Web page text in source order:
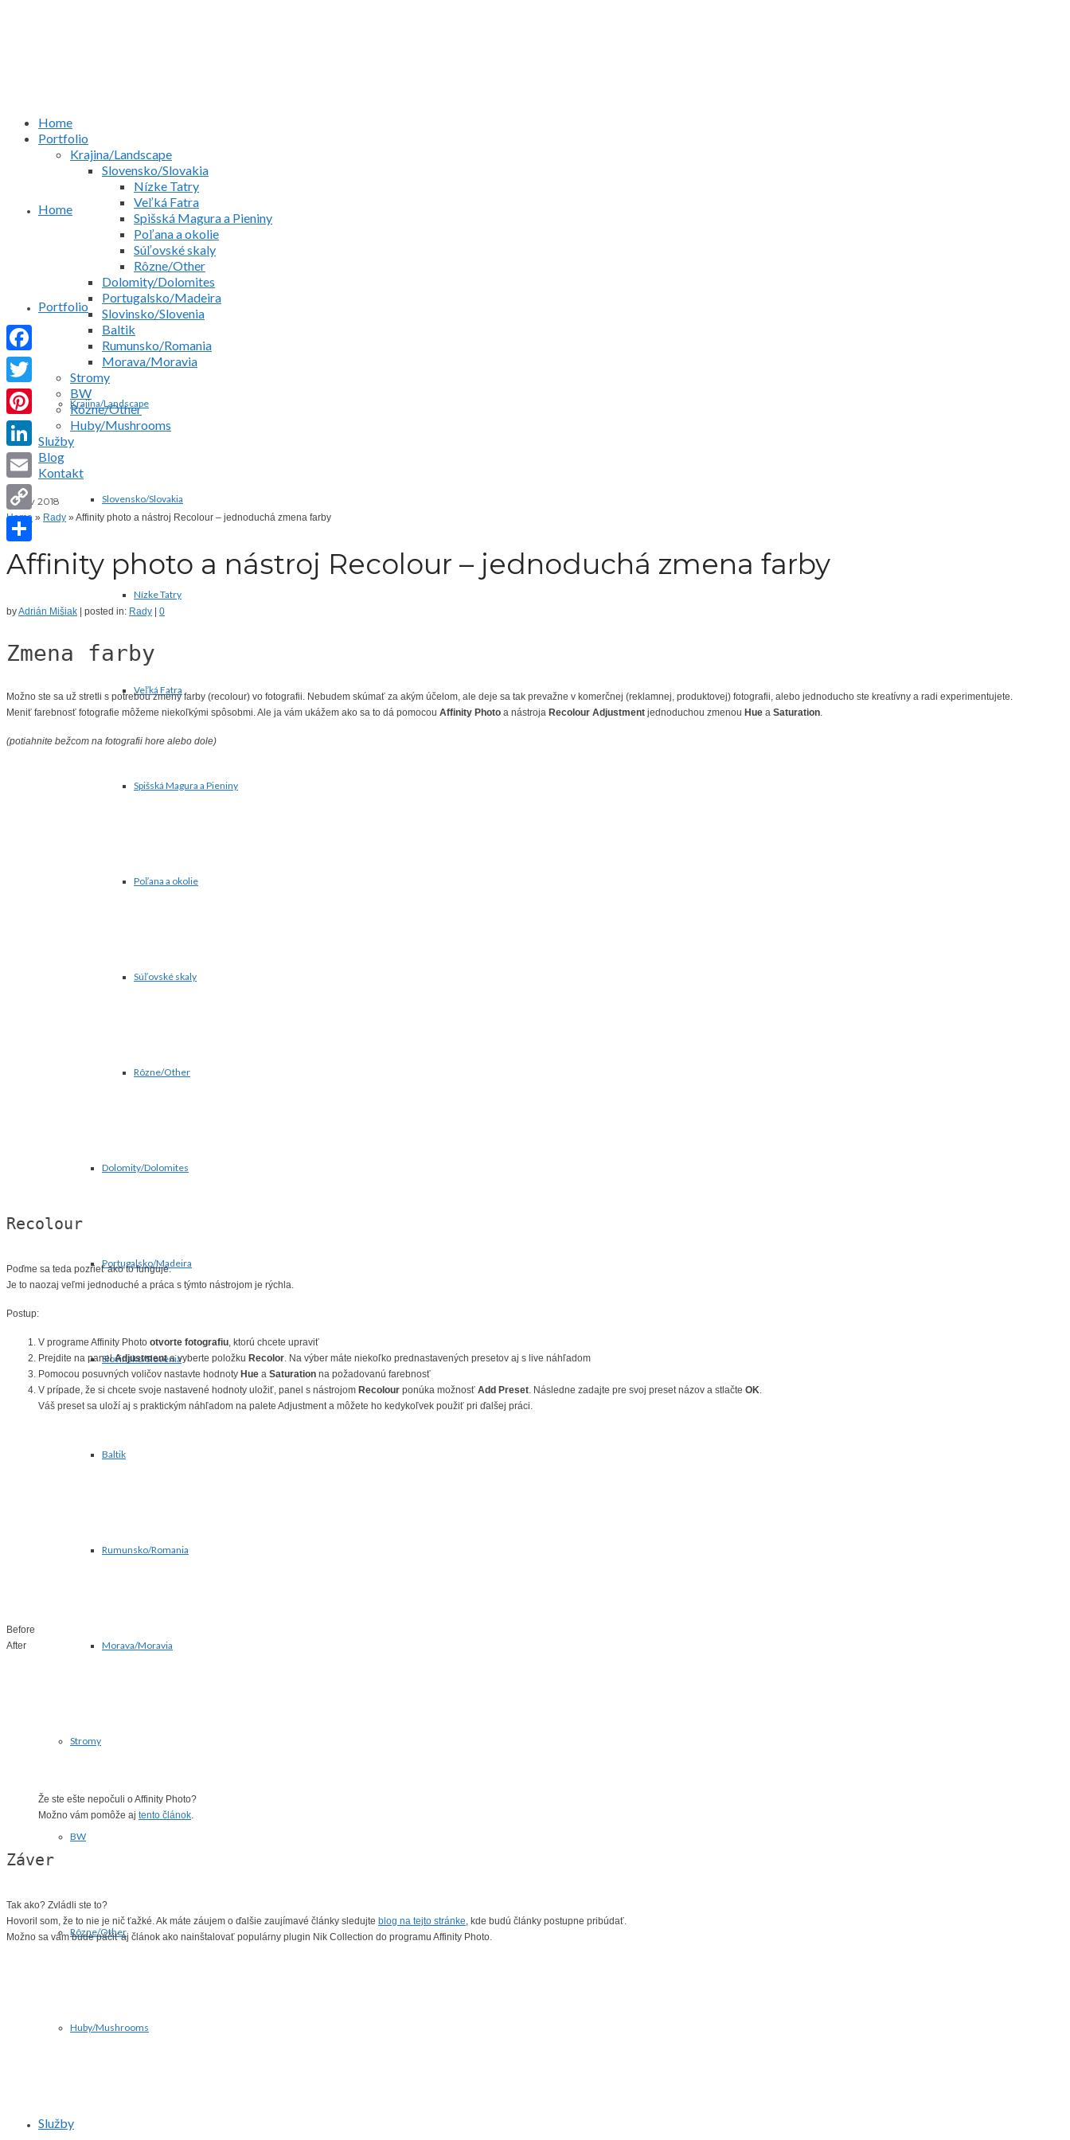
Home
Portfolio
Krajina/Landscape
Slovensko/Slovakia
Nízke Tatry
Veľká Fatra
Spišská Magura a Pieniny
Poľana a okolie
Súľovské skaly
Rôzne/Other
Dolomity/Dolomites
Portugalsko/Madeira
Slovinsko/Slovenia
Baltik
Rumunsko/Romania
Morava/Moravia
Stromy
BW
Rôzne/Other
Huby/Mushrooms
Služby
Home
Portfolio
Krajina/Landscape
Slovensko/Slovakia
Nízke Tatry
Veľká Fatra
Spišská Magura a Pieniny
Poľana a okolie
Súľovské skaly
Rôzne/Other
Dolomity/Dolomites
Portugalsko/Madeira
Slovinsko/Slovenia
Baltik
Rumunsko/Romania
Morava/Moravia
Stromy
BW
Rôzne/Other
Huby/Mushrooms
Služby
Blog
Kontakt
13nov 2018
Home » Rady » Affinity photo a nástroj Recolour – jednoduchá zmena farby
Affinity photo a nástroj Recolour – jednoduchá zmena farby
byAdrián Mišiak posted in: Rady 0
Zmena farby
Možno ste sa už stretli s potrebou zmeny farby (recolour) vo fotografii. Nebudem skúmať za akým účelom, ale deje sa tak prevažne v komerčnej (reklamnej, produktovej) fotografii, alebo jednoducho ste kreatívny a radi experimentujete.
Meniť farebnosť fotografie môžeme niekoľkými spôsobmi. Ale ja vám ukážem ako sa to dá pomocou Affinity Photo a nástroja Recolour Adjustment jednoduchou zmenou Hue a Saturation
(potiahnite bežcom na fotografii hore alebo dole)
Before
After
Recolour
Poďme sa teda pozrieť ako to funguje.
Je to naozaj veľmi jednoduché a práca s týmto nástrojom je rýchla.
Postup:
V programe Affinity Photo otvorte fotografiu , ktorú chcete upraviť
Prejdite na panelAdjustmenta vyberte položku Recolor . Na výber máte niekoľko prednastavených presetov aj s live náhľadom
Pomocou posuvných voličov nastavte hodnoty Hue a Saturation na požadovanú farebnosť
V prípade, že si chcete svoje nastavené hodnoty uložiť, panel s nástrojom Recolour ponúka možnosť Add Preset . Následne zadajte pre svoj preset názov a stlačte OK
Váš preset sa uloží aj s praktickým náhľadom na palete Adjustment a môžete ho kedykoľvek použiť pri ďalšej práci.
Že ste ešte nepočuli o Affinity Photo?
Možno vám pomôže aj tento článok
Záver
Tak ako? Zvládli ste to?
Hovoril som, že to nie je nič ťažké. Ak máte záujem o ďalšie zaujímavé články sledujte blog na tejto stránke, kde budú články postupne pribúdať.
Možno sa vám bude páčiť aj článok ako nainštalovať populárny plugin Nik Collection do programu Affinity Photo.
Facebook
Twitter
Pinterest
LinkedIn
Email
Copy
Share